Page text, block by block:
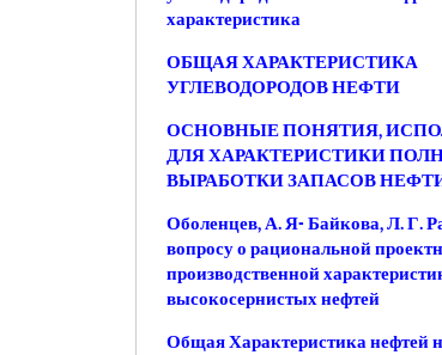
характеристика
ОБЩАЯ ХАРАКТЕРИСТИКА
УГЛЕВОДОРОДОВ НЕФТИ
ОСНОВНЫЕ ПОНЯТИЯ,
ДЛЯ ХАРАКТЕРИСТИКИ
ВЫРАБОТКИ ЗАПАСОВ
Оболенцев, А. Я- Байкова, Л. Г.
вопросу о рациональной
производственной
высокосернистых нефтей
Общая Характеристика нефтей